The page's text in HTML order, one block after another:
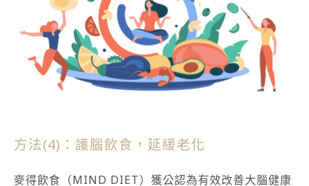
方法(4)：護腦飲食，延緩老化
麥得飲食（MIND DIET）獲公認為有效改善大腦健康